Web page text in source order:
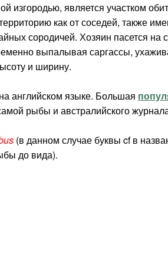
изгородью, является участком
как от соседей, также
сородичей. Хозяин пасется на
выпалывая саргассы,
и ширину.
английском языке. Большая
рыбы и австралийского
(в данном случае буквы cf в
до вида).